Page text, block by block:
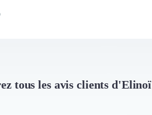
tous les avis clients d'Elinoï